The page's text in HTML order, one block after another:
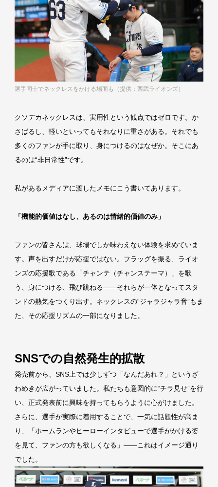
選手同士でネックレスをかける場面も（提供：西武ライオンズ）
クソデカネックレスは、実用性という観点ではゼロです。か
さばるし、軽いといってもそれなりに重さがある。それでも
多くのファンが手に取り、身につけるのはなぜか。そこにあ
るのは“非日常性”です。
私があるメディアに渡したメモにこう書いてあります。
「機能的価値はなし、あるのは情緒的価値のみ」
ファンの皆さんは、球場でしか味わえない体験を求めていま
す。声を出すだけが応援ではない。フラッグを振る、ライオ
ンズの応援歌である「チャンテ（チャンステーマ）」を歌
う、身につける、飛び跳ねる――それらが一体となってスタ
ンドの熱気をつくり出す。ネックレスの“ジャラジャラ音”もま
た、その応援リズムの一部になりました。
SNSでの自然発生的拡散
発売前から、SNS上では少しずつ「なんだあれ？」というざ
わめきが広がっていました。私たちも意図的に“チラ見せ”を行
い、正式発表前に興味を持ってもらうように心がけました。
さらに、選手が実際に着用することで、一気に話題性が高ま
り、「ホームランやヒーローインタビューで選手がかける姿
を見て、ファンの方も欲しくなる」――これはイメージ通り
でした。